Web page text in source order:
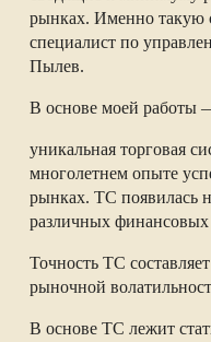
рынках. Именно такую
специалист по
Пылев.
В основе моей работы
уникальная торговая
многолетнем опыте
рынках. ТС появилась
различных
Точность ТС
рыночной
В основе ТС лежит